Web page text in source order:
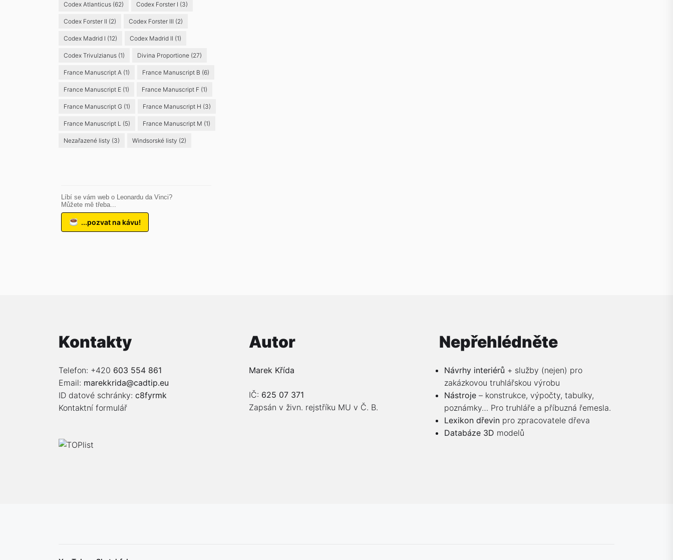
Codex Atlanticus (62) Codex Forster I (3)
Codex Forster II (2) Codex Forster III (2)
Codex Madrid I (12) Codex Madrid II (1)
Codex Trivulzianus (1) Divina Proportione (27)
France Manuscript A (1) France Manuscript B (6)
France Manuscript E (1) France Manuscript F (1)
France Manuscript G (1) France Manuscript H (3)
France Manuscript L (5) France Manuscript M (1)
Nezařazené listy (3) Windsorské listy (2)
Líbí se vám web o Leonardu da Vinci?
Můžete mě třeba...
...pozvat na kávu!
Kontakty
Telefon: +420 603 554 861
Email: marekkrida@cadtip.eu
ID datové schránky: c8fyrmk
Kontaktní formulář
Autor
Marek Křída
IČ: 625 07 371
Zapsán v živn. rejstříku MU v Č. B.
Nepřehlédněte
Návrhy interiérů + služby (nejen) pro
zakázkovou truhlářskou výrobu
Nástroje – konstrukce, výpočty, tabulky,
poznámky… Pro truhláře a příbuzná řemesla.
Lexikon dřevin pro zpracovatele dřeva
Databáze 3D modelů